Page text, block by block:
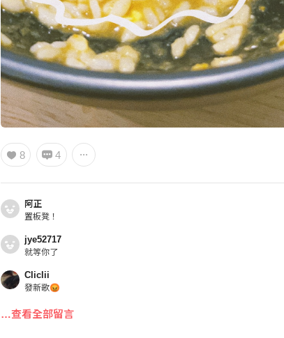
8 4
阿正
置板凳！
jye52717
就等你了
Cliclii
發新歌😡
…查看全部留言